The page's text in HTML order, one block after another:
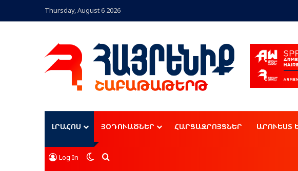
Thursday, August 6 2026
ԼՐԱՀՈՍ ՅՕԴՈՒԱԾՆԵՐ ՀԱՐՑԱԶՐՈՅՑՆԵՐ ԱՐՈՒԵՍՏ
Log In Switch skin
Որոնել